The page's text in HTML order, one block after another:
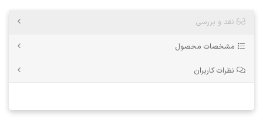
نقد و بررسی
مشخصات محصول
نظرات کاربران